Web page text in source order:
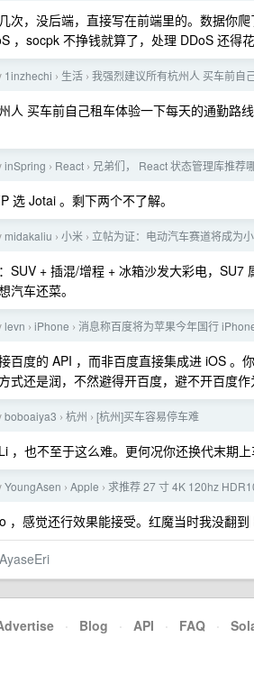
次，没后端，直接写在前端里的。数据你
，socpk 不挣钱就算了，处理 DDoS 还得花
1inzhechi › 生活 › 我强烈建议所有杭州人 买车前自
人 买车前自己租车体验一下每天的通勤路
inSpring › React › 兄弟们， React 状态管理库推荐
选 Jotai 。剩下两个不了解。
midakaliu › 小米 › 立帖为证：电动汽车赛道将成为
SUV + 插混/增程 + 冰箱沙发大彩电，SU7
汽车还菜。
levn › iPhone › 消息称百度将为苹果今年国行
百度的 API ，而非百度直接集成进 iOS 。
式还是润，不然避得开百度，避不开百度
boboaiya3 › 杭州 › [杭州]买车容易停车难
，也不至于这么难。更何况你还换代末期上
YoungAsen › Apple › 求推荐 27 寸 4K 120hz
，感觉还行效果能接受。红魔当时我没翻到
· Blog · API · FAQ ·